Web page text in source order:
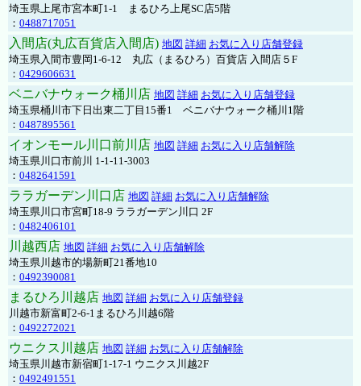
埼玉県上尾市宮本町1-1 まるひろ上尾SC店5階
： 0488717051
入間店(丸広百貨店入間店) 地図 詳細 お気に入り店舗登録
埼玉県入間市豊岡1-6-12 丸広（まるひろ）百貨店 入間店５F
： 0429606631
ベニバナウォーク桶川店 地図 詳細 お気に入り店舗登録
埼玉県桶川市下日出東二丁目15番1 ベニバナウォーク桶川1階
： 0487895561
イオンモール川口前川店 地図 詳細 お気に入り店舗解除
埼玉県川口市前川 1-1-11-3003
： 0482641591
ララガーデン川口店 地図 詳細 お気に入り店舗解除
埼玉県川口市宮町18-9 ララガーデン川口 2F
： 0482406101
川越西店 地図 詳細 お気に入り店舗解除
埼玉県川越市的場新町21番地10
： 0492390081
まるひろ川越店 地図 詳細 お気に入り店舗登録
川越市新富町2-6-1まるひろ川越6階
： 0492272021
ウニクス川越店 地図 詳細 お気に入り店舗解除
埼玉県川越市新宿町1-17-1 ウニクス川越2F
： 0492491551